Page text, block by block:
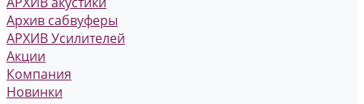
Архив сабвуферы
АРХИВ Усилителей
Акции
Компания
Новинки